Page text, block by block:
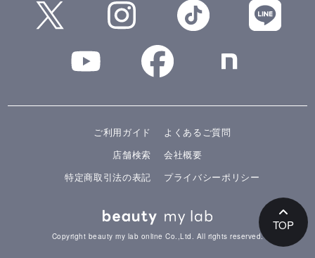
TOP
ご利用ガイド
よくあるご質問
店舗検索
会社概要
特定商取引法の表記
プライバシーポリシー
Copyright beauty my lab online Co.,Ltd. All rights reserved.